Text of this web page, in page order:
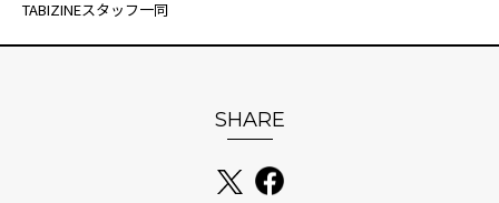
TABIZINEスタッフ一同
SHARE